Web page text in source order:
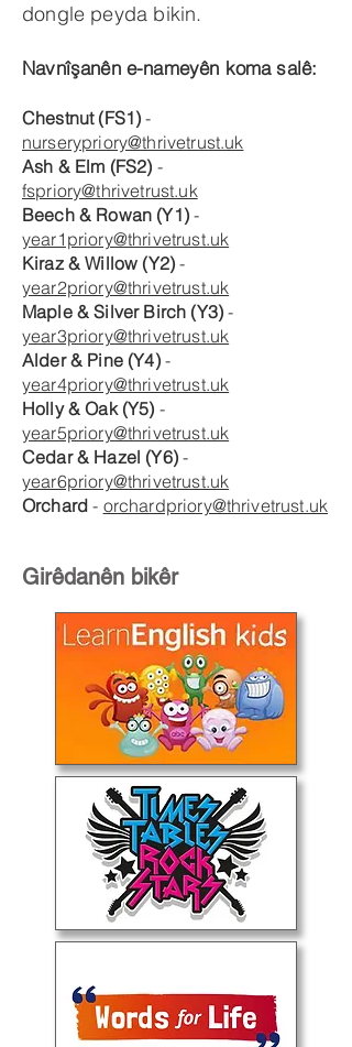
dongle peyda bikin.
Navnîşanên e-nameyên koma salê:
Chestnut (FS1) -
nurserypriory@thrivetrust.uk
Ash & Elm (FS2) -
fspriory@thrivetrust.uk
Beech & Rowan (Y1)-
year1priory@thrivetrust.uk
Kiraz & Willow (Y2) -
year2priory@thrivetrust.uk
Maple & Silver Birch (Y3) -
year3priory@thrivetrust.uk
Alder & Pine (Y4)-
year4priory@thrivetrust.uk
Holly & Oak (Y5) -
year5priory@thrivetrust.uk
Cedar & Hazel (Y6)-
year6priory@thrivetrust.uk
Orchard - orchardpriory@thrivetrust.uk
Girêdanên bikêr